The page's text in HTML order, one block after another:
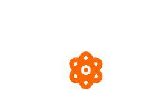
numizmatów
2026-08-08